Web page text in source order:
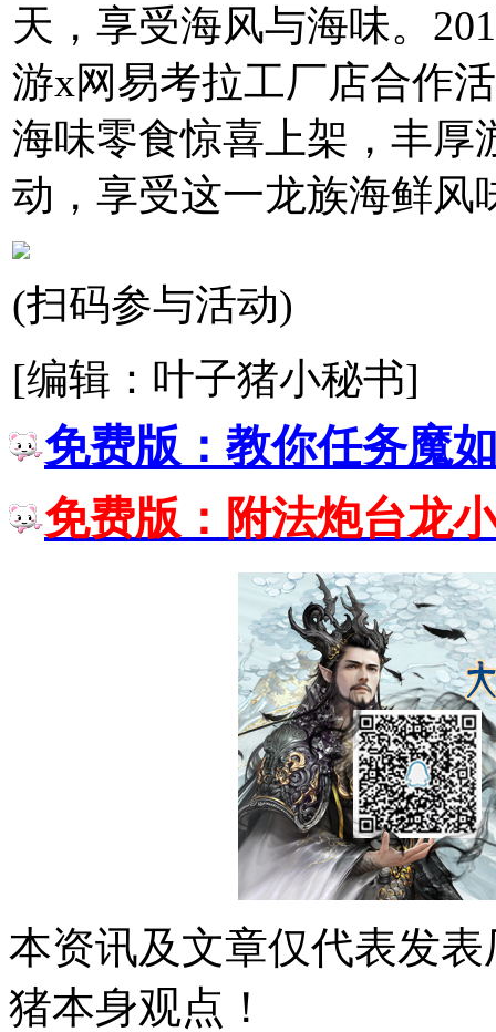
天，享受海风与海味。
游x网易考拉工厂店合作
海味零食惊喜上架，丰厚
动，享受这一龙族海鲜风
(扫码参与活动)
[编辑：叶子猪小秘书]
免费版：教你任务魔
免费版：附法炮台龙
本资讯及文章仅代表发
猪本身观点！